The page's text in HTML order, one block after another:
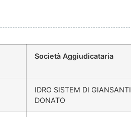
Società Aggiudicataria
IDRO SISTEM DI GIANSANTI
DONATO